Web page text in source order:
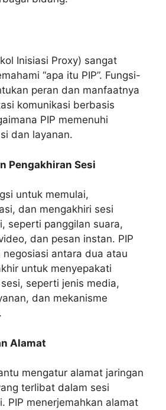
Inisiasi Proxy) sangat
“apa itu PIP”. Fungsi-
peran dan manfaatnya
komunikasi berbasis
PIP memenuhi
dan layanan.
Pengakhiran Sesi
untuk memulai,
dan mengakhiri sesi
seperti panggilan suara,
dan pesan instan. PIP
negosiasi antara dua atau
untuk menyepakati
seperti jenis media,
dan mekanisme
Alamat
mengatur alamat jaringan
terlibat dalam sesi
PIP menerjemahkan alamat